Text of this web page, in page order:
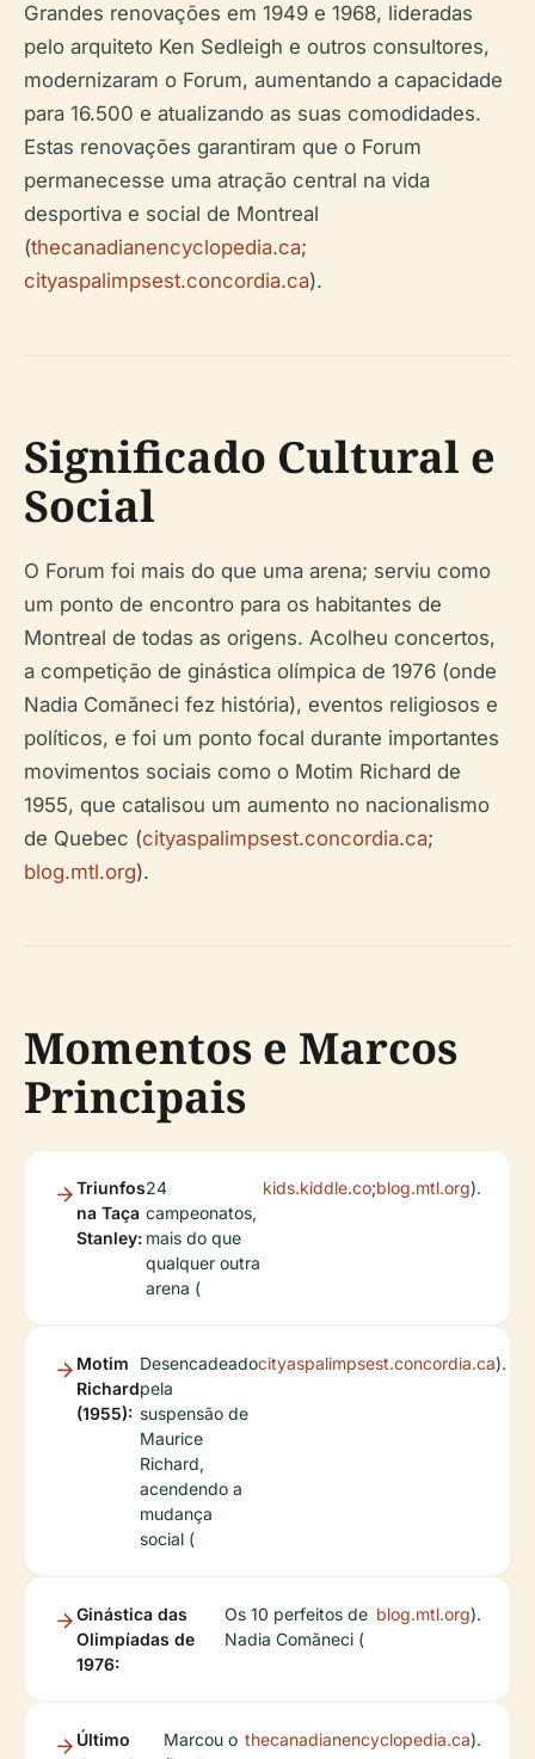
Grandes renovações em 1949 e 1968, lideradas
pelo arquiteto Ken Sedleigh e outros consultores,
modernizaram o Forum, aumentando a capacidade
para 16.500 e atualizando as suas comodidades.
Estas renovações garantiram que o Forum
permanecesse uma atração central na vida
desportiva e social de Montreal
(thecanadianencyclopedia.ca;
cityaspalimpsest.concordia.ca).
Significado Cultural e
Social
O Forum foi mais do que uma arena; serviu como
um ponto de encontro para os habitantes de
Montreal de todas as origens. Acolheu concertos,
a competição de ginástica olímpica de 1976 (onde
Nadia Comăneci fez história), eventos religiosos e
políticos, e foi um ponto focal durante importantes
movimentos sociais como o Motim Richard de
1955, que catalisou um aumento no nacionalismo
de Quebec (cityaspalimpsest.concordia.ca;
blog.mtl.org).
Momentos e Marcos
Principais
Triunfos
na Taça
Stanley:
24
campeonatos,
mais do que
qualquer outra
arena (
kids.kiddle.co;blog.mtl.org).
Motim
Richard
(1955):
Desencadeado
pela
suspensão de
Maurice
Richard,
acendendo a
mudança
social (
cityaspalimpsest.concordia.ca).
Ginástica das
Olimpíadas de
1976:
Os 10 perfeitos de
Nadia Comăneci (
blog.mtl.org).
Último
Marcou o thecanadianencyclopedia.ca).